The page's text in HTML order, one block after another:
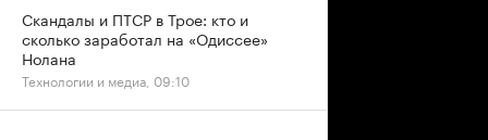
Скандалы и ПТСР в Трое: кто и
сколько заработал на «Одиссее»
Нолана
Технологии и медиа, 09:10